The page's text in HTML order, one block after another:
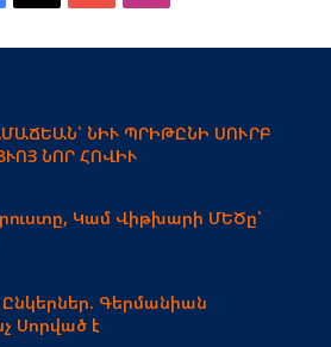
ՆԻՒ ՊՐԻԹԸՆԻ ՍՈՒՐԲ
ՆՈՐ ՀՈՎԻՒ
Կամ Վիթխարի ՄԵԾը՝
Գերմանիան
Սորված է